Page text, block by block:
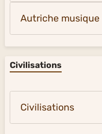
Autriche musique
Civilisations
Civilisations